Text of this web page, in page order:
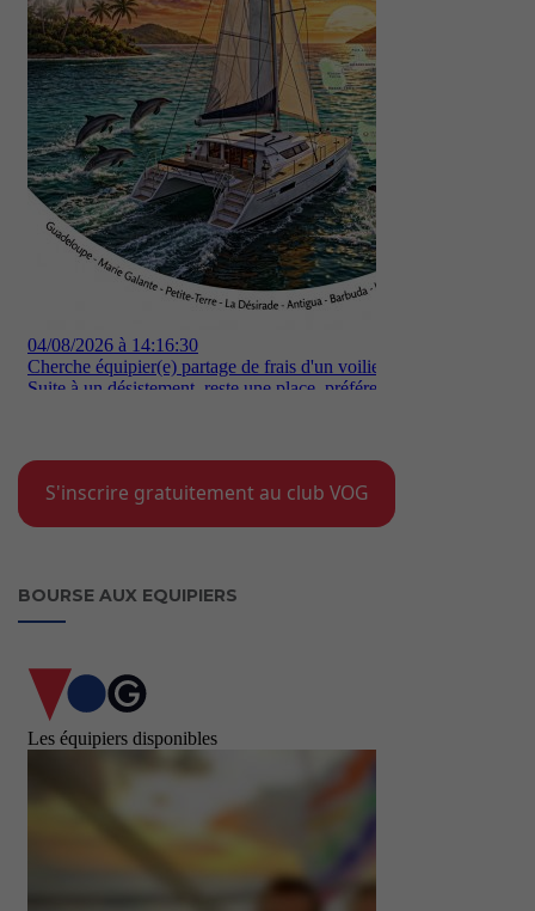
S'inscrire gratuitement au club VOG
BOURSE AUX EQUIPIERS